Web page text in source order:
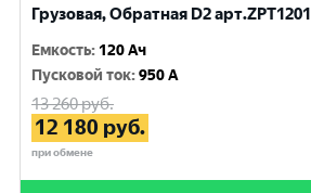
Грузовая, Обратная D2 арт.ZPT1201
Емкость: 120 Ач
Пусковой ток:950 A
13 260руб.
12 180 руб.
при обмене